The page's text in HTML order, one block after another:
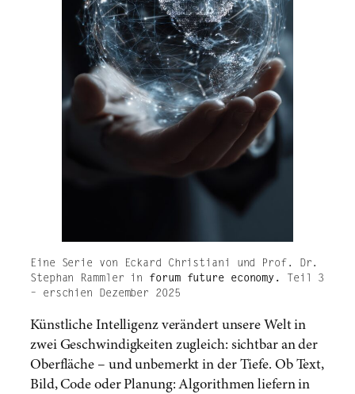
Eine Serie von Eckard Christiani und Prof. Dr.
Stephan Rammler in forum future economy.
Teil 3
– erschien Dezember 2025
Künstliche Intelligenz verändert unsere Welt in
zwei Geschwindigkeiten zugleich: sichtbar an der
Oberfläche – und unbemerkt in der Tiefe. Ob Text,
Bild, Code oder Planung: Algorithmen liefern in